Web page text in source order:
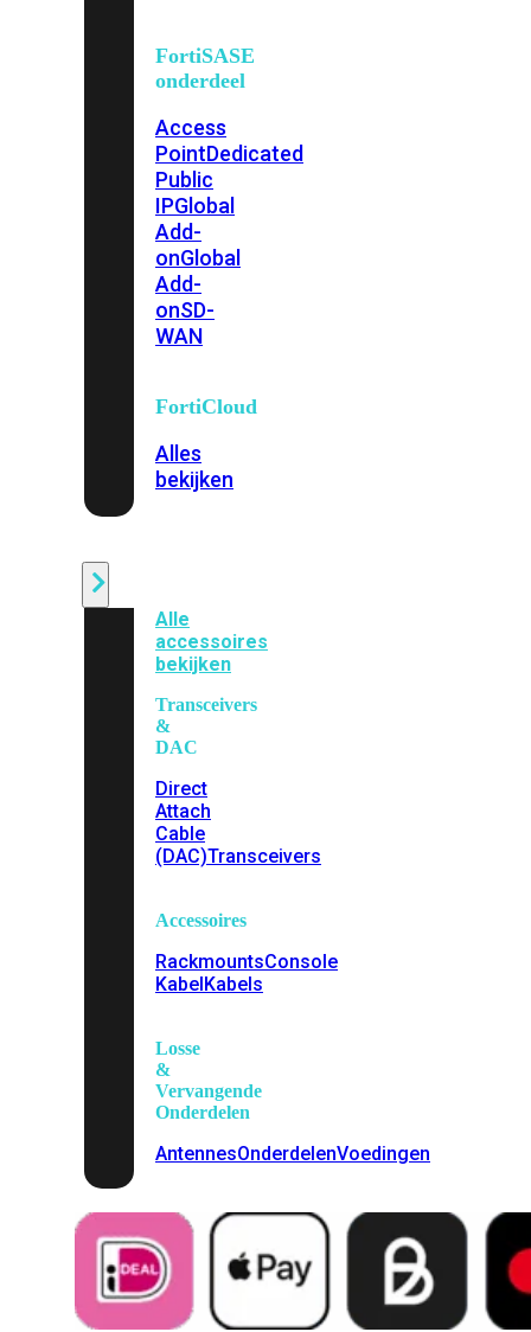
FortiSASE
onderdeel
Access
PointDedicated
Public
IPGlobal
Add-
onGlobal
Add-
onSD-
WAN
FortiCloud
Alles
bekijken
Alle
accessoires
bekijken
Transceivers
&
DAC
Direct
Attach
Cable
(DAC)Transceivers
Accessoires
RackmountsConsole
KabelKabels
Losse
&
Vervangende
Onderdelen
AntennesOnderdelenVoedingen